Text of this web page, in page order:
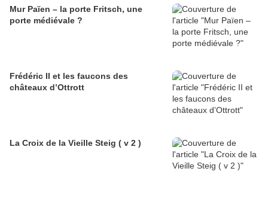
Mur Païen – la porte Fritsch, une
porte médiévale ?
Frédéric II et les faucons des
châteaux d’Ottrott
La Croix de la Vieille Steig ( v 2 )